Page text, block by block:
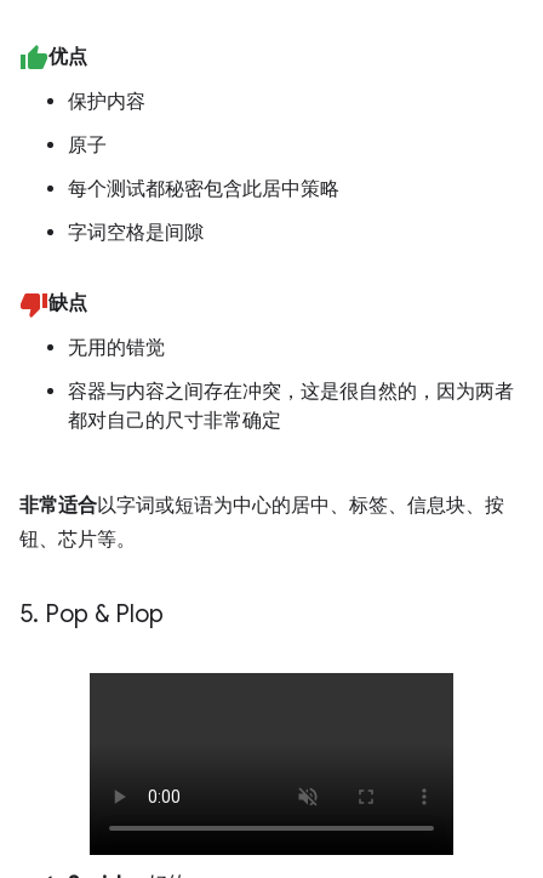
优点
保护内容
原子
每个测试都秘密包含此居中策略
字词空格是间隙
缺点
无用的错觉
容器与内容之间存在冲突，这是很自然的，因为两者
都对自己的尺寸非常确定
非常适合以字词或短语为中心的居中、标签、信息块、按
钮、芯片等。
5. Pop & Plop